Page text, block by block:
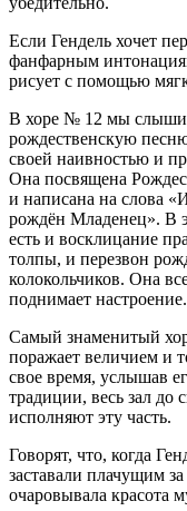
Если Гендель хочет
фанфарным
рисует с помощью
В хоре № 12 мы
рождественскую
своей наивностью и
Она посвящена
и написана на слова
рождён Младенец». В
есть и восклицание
толпы, и перезвон
колокольчиков. Она
поднимает настроение.
Самый знаменитый
поражает величием и
свое время, услышав
традиции, весь зал до
исполняют эту часть.
Говорят, что, когда
заставали плачущим
очаровывала красота